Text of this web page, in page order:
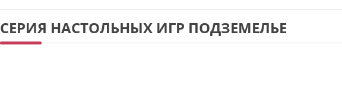
СЕРИЯ НАСТОЛЬНЫХ ИГР ПОДЗЕМЕЛЬЕ